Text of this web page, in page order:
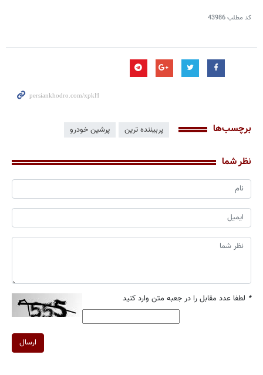
کد مطلب43986
برچسب‌ها پربیننده ترین پرشین خودرو
نظر شما
* لطفا عدد مقابل را در جعبه متن وارد کنید
ارسال